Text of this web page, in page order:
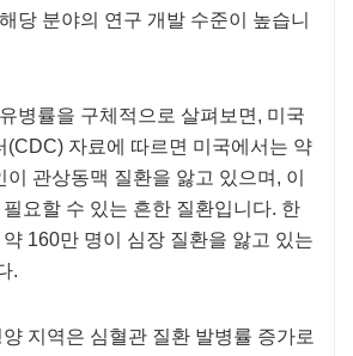
당 분야의 연구 개발 수준이 높습니
병률을 구체적으로 살펴보면, 미국
(CDC) 자료에 따르면 미국에서는 약
관상동맥 질환을 앓고 있으며, 이
요할 수 있는 흔한 질환입니다. 한
160만 명이 심장 질환을 앓고 있는
.
지역은 심혈관 질환 발병률 증가로